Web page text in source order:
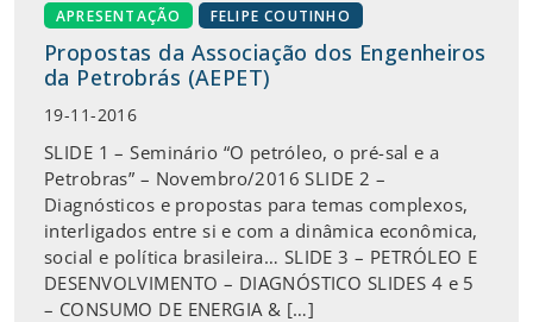
APRESENTAÇÃO FELIPE COUTINHO
Propostas da Associação dos Engenheiros
da Petrobrás (AEPET)
19-11-2016
SLIDE 1 – Seminário “O petróleo, o pré-sal e a
Petrobras” – Novembro/2016 SLIDE 2 –
Diagnósticos e propostas para temas complexos,
interligados entre si e com a dinâmica econômica,
social e política brasileira… SLIDE 3 – PETRÓLEO E
DESENVOLVIMENTO – DIAGNÓSTICO SLIDES 4 e 5
– CONSUMO DE ENERGIA & […]